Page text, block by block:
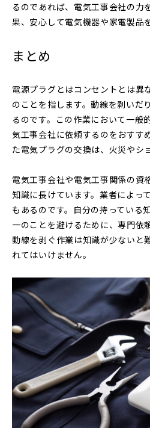
るのであれば、電気工事会社の力
果、安心して電気機器や家電製品
まとめ
電源プラグとはコンセントとは異
のことを指します。動線を剥いだ
るのです。この作業において一般
気工事会社に依頼するのをおすす
た電気プラグの交換は、火災やシ
電気工事会社や電気工事関係の資
知識に長けています。業者によっ
もあるのです。自分の持っている
一のことを避けるために、専門依
動線を剥ぐ作業は知識が少ないと
れてはいけません。